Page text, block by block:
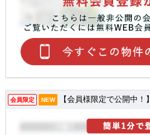
会員限定 NEW 【会員様限定で公開中！】